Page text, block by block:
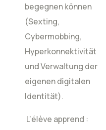
begegnen können
(Sexting,
Cybermobbing,
Hyperkonnektivität
und Verwaltung der
eigenen digitalen
Identität).
L’élève apprend :